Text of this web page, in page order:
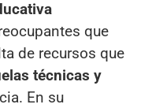
que
de recursos que
técnicas y
En su